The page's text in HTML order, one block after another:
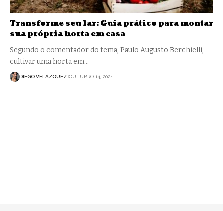
Transforme seu lar: Guia prático para montar
sua própria horta em casa
Segundo o comentador do tema, Paulo Augusto Berchielli,
cultivar uma horta em…
DIEGO VELÁZQUEZ OUTUBRO 14, 2024